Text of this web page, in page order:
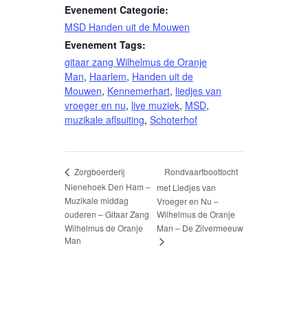
Evenement Categorie:
MSD Handen uit de Mouwen
Evenement Tags:
gitaar zang Wilhelmus de Oranje
Man, Haarlem, Handen uit de
Mouwen, Kennemerhart, liedjes van
vroeger en nu, live muziek, MSD,
muzikale aflsuiting, Schoterhof
Zorgboerderij
Nienehoek Den Ham –
Muzikale middag
ouderen – Gitaar Zang
Wilhelmus de Oranje
Man
Rondvaartboottocht
met Liedjes van
Vroeger en Nu –
Wilhelmus de Oranje
Man – De Zilvermeeuw